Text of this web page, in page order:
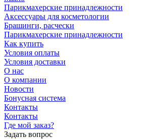
Парикмахерские принадлежности
Аксессуары для косметологии
Брашинги, расчески
Парикмахерские принадлежности
Как купить
Условия оплаты
Условия доставки
О нас
О компании
Новости
Бонусная система
Контакты
Контакты
Где мой заказ?
Задать вопрос